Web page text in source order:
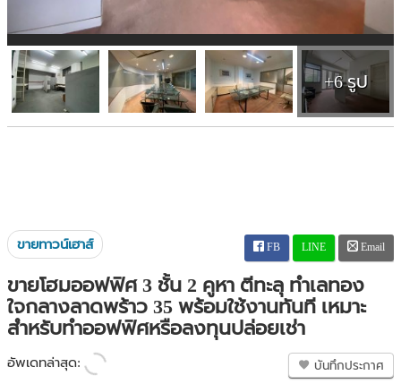
+6 รูป
ขายทาวน์เฮาส์ FB LINE Email
ขายโฮมออฟฟิศ 3 ชั้น 2 คูหา ตีทะลุ ทำเลทอง
ใจกลางลาดพร้าว 35 พร้อมใช้งานทันที เหมาะ
สำหรับทำออฟฟิศหรือลงทุนปล่อยเช่า
อัพเดทล่าสุด: บันทึกประกาศ